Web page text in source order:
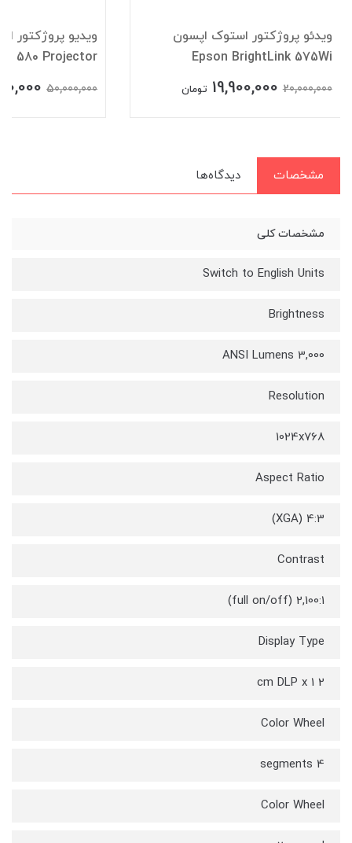
ویدئو پروژکتور استوک اپسون
Epson BrightLink 575Wi
20,000,000
19,900,000 تومان
ویدیو پروژکتور
580 Projector
50,000,000
مشخصات دیدگاه‌ها
مشخصات کلی
Switch to English Units
Brightness
3,000 ANSI Lumens
Resolution
1024x768
Aspect Ratio
4:3 (XGA)
Contrast
2,100:1 (full on/off)
Display Type
2 cm DLP x 1
Color Wheel
4 segments
Color Wheel